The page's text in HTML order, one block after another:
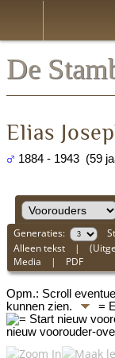
De
Elias
1884 - 1943 (59
Generaties:
Alleen tekst |
Media | PDF
Opm.: Scroll
kunnen zien.
=
nieuw voorouder-